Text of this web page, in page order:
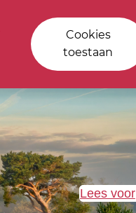
Cookies
toestaan
Lees voor